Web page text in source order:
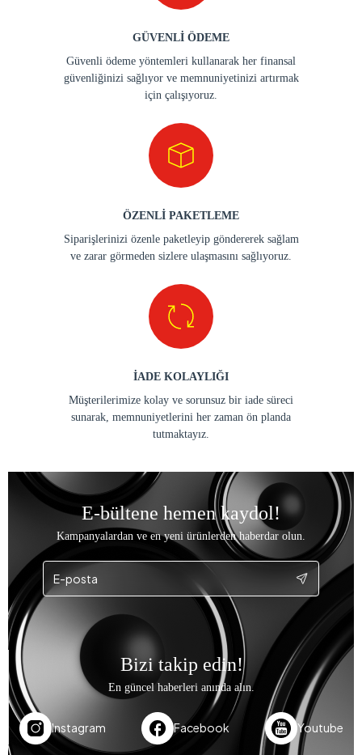
GÜVENLİ ÖDEME
Güvenli ödeme yöntemleri kullanarak her finansal
güvenliğinizi sağlıyor ve memnuniyetinizi artırmak
için çalışıyoruz.
ÖZENLİ PAKETLEME
Siparişlerinizi özenle paketleyip göndererek sağlam
ve zarar görmeden sizlere ulaşmasını sağlıyoruz.
İADE KOLAYLIĞI
Müşterilerimize kolay ve sorunsuz bir iade süreci
sunarak, memnuniyetlerini her zaman ön planda
tutmaktayız.
E-bültene hemen kaydol!
Kampanyalardan ve en yeni ürünlerden haberdar olun.
Bizi takip edin!
En güncel haberleri anında alın.
Instagram Facebook Youtube